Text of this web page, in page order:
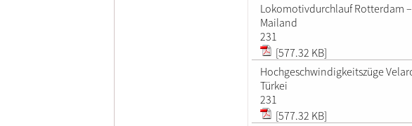
Lokomotivdurchlauf Rotterdam
Mailand
231
[577.32 KB]
Hochgeschwindigkeitszüge
Türkei
231
[577.32 KB]